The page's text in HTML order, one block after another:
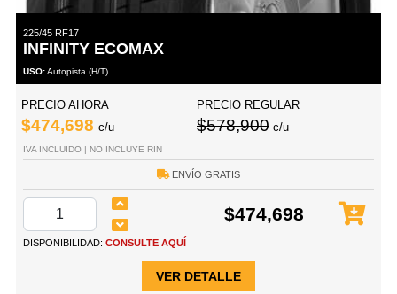
225/45 RF17
INFINITY ECOMAX
USO:Autopista (H/T)
PRECIO AHORA
$474,698 c/u
PRECIO REGULAR
$578,900 c/u
IVA INCLUIDO | NO INCLUYE RIN
ENVÍO GRATIS
$474,698
DISPONIBILIDAD: CONSULTE AQUÍ
VER DETALLE